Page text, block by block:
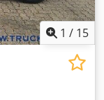
in seinem
1 / 15